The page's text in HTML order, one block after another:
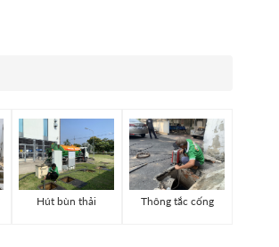
Hút bùn thải Thông tắc cống